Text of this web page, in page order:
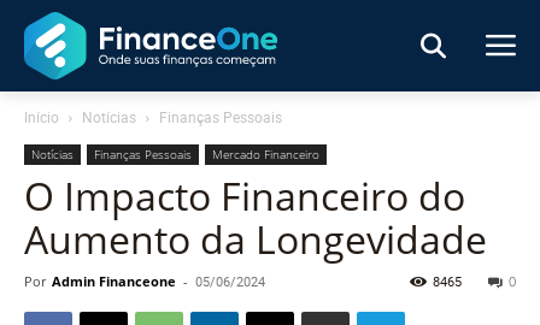
Início Notícias Finanças Pessoais
Notícias Finanças Pessoais Mercado Financeiro
O Impacto Financeiro do
Aumento da Longevidade
Por Admin Financeone - 05/06/2024 0
8465